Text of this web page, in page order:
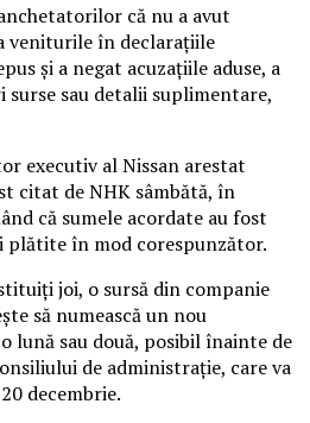
că nu a avut
veniturile în declaraţiile
şi a negat acuzaţiile aduse, a
sau detalii suplimentare,
executiv al Nissan arestat
citat de NHK sâmbătă, în
că sumele acordate au fost
plătite în mod corespunzător.
joi, o sursă din companie
să numească un nou
lună sau două, posibil înainte de
de administraţie, care va
decembrie.